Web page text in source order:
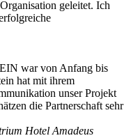
geleitet. Ich
war von Anfang bis
hat mit ihrem
unser Projekt
die Partnerschaft sehr
Hotel Amadeus